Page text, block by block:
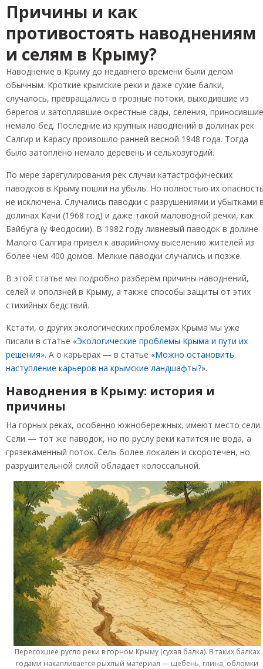
Причины и как
противостоять наводнениям
и селям в Крыму?
Наводнение в Крыму до недавнего времени были делом
обычным. Кроткие крымские реки и даже сухие балки,
случалось, превращались в грозные потоки, выходившие из
берегов и затоплявшие окрестные сады, селения, приносившие
немало бед. Последние из крупных наводнений в долинах рек
Салгир и Карасу произошло ранней весной 1948 года. Тогда
было затоплено немало деревень и сельхозугодий.
По мере зарегулирования рек случаи катастрофических
паводков в Крыму пошли на убыль. Но полностью их
не исключена. Случались паводки с разрушениями и убытками
долинах Качи (1968 год) и даже такой маловодной речки, как
Байбуга (у Феодосии). В 1982 году ливневый паводок в долине
Малого Салгира привел к аварийному выселению жителей из
более чем 400 домов. Мелкие паводки случались и позже.
В этой статье мы подробно разберём причины наводнений,
селей и оползней в Крыму, а также способы защиты от этих
стихийных бедствий.
Кстати, о других экологических проблемах Крыма мы уже
писали в статье «Экологические проблемы Крыма и пути их
решения». А о карьерах — в статье «Можно остановить
наступление карьеров на крымские ландшафты?».
Наводнения в Крыму: история и
причины
На горных реках, особенно южнобережных, имеют место сели.
Сели — тот же паводок, но по руслу реки катится не вода, а
грязекаменный поток. Сель более локален и скоротечен, но
разрушительной силой обладает колоссальной.
Пересохшее русло реки в горном Крыму (сухая балка). В таких балках
годами накапливается рыхлый материал — щебень, глина, обломки